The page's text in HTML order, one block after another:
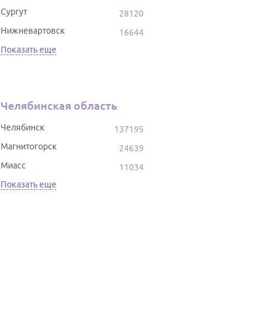
28120
Сургут
16644
Нижневартовск
Показать еще
Челябинская область
137195
Челябинск
24639
Магнитогорск
11034
Миасс
Показать еще